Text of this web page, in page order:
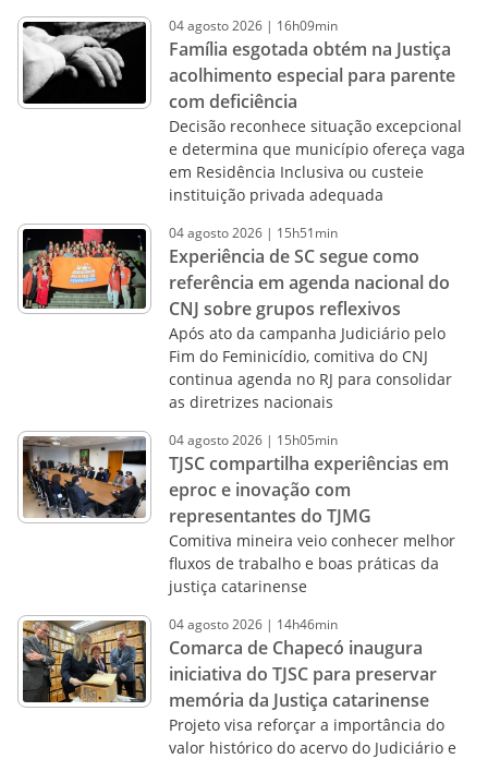
04agosto2026 | 16h09min
Família esgotada obtém na Justiça
acolhimento especial para parente
com deficiência
Decisão reconhece situação excepcional
e determina que município ofereça vaga
em Residência Inclusiva ou custeie
instituição privada adequada
04agosto2026 | 15h51min
Experiência de SC segue como
referência em agenda nacional do
CNJ sobre grupos reflexivos
Após ato da campanha Judiciário pelo
Fim do Feminicídio, comitiva do CNJ
continua agenda no RJ para consolidar
as diretrizes nacionais
04agosto2026 | 15h05min
TJSC compartilha experiências em
eproc e inovação com
representantes do TJMG
Comitiva mineira veio conhecer melhor
fluxos de trabalho e boas práticas da
justiça catarinense
04agosto2026 | 14h46min
Comarca de Chapecó inaugura
iniciativa do TJSC para preservar
memória da Justiça catarinense
Projeto visa reforçar a importância do
valor histórico do acervo do Judiciário e